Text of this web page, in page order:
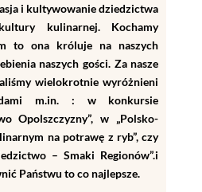
i kultywowanie dziedzictwa
kulinarnej. Kochamy
to ona króluje na naszych
naszych gości. Za nasze
wielokrotnie wyróżnieni
m.in. : w konkursie
Opolszczyzny”, w „Polsko-
na potrawę z ryb”, czy
– Smaki Regionów”.i
Państwu to co najlepsze.